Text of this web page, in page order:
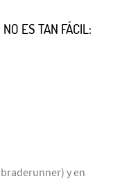
ES TAN FÁCIL:
y en